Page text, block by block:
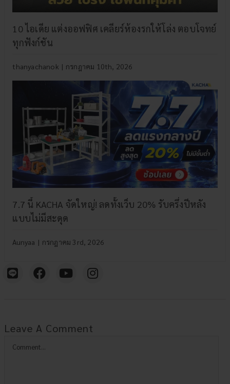
10 ไอเดีย แต่งออฟฟิศ เคลียร์ห้องรกให้โล่ง ตอบโจทย์
ทุกฟังก์ชัน
thanyachanok | กรกฎาคม 10th, 2026
7.7 นี้ KACHA จัดใหญ่! ลดทั้งเว็บ 20% รับครึ่งปีหลัง
แบบไม่มีสะดุด
Aunyaa | กรกฎาคม 3rd, 2026
Leave A Comment